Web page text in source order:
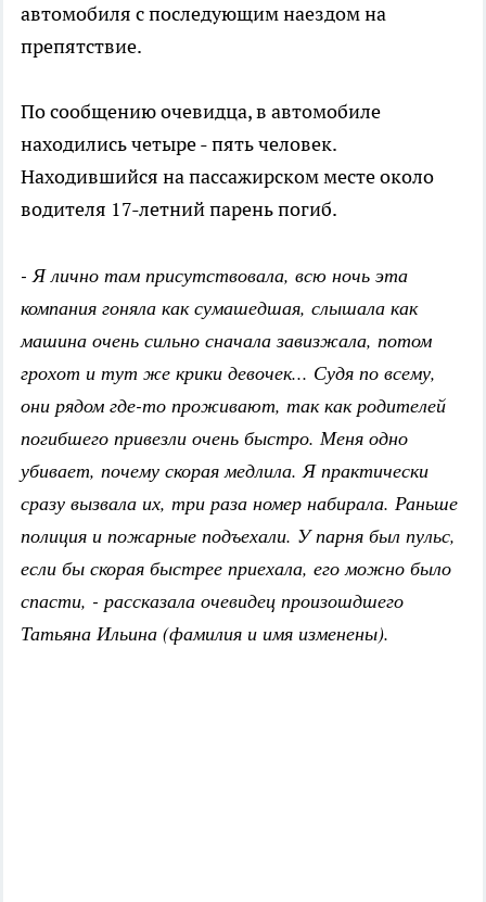
автомобиля с последующим наездом на
препятствие.
По сообщению очевидца, в автомобиле
находились четыре - пять человек.
Находившийся на пассажирском месте около
водителя 17-летний парень погиб.
- Я лично там присутствовала, всю ночь эта
компания гоняла как сумашедшая, слышала как
машина очень сильно сначала завизжала, потом
грохот и тут же крики девочек... Судя по всему,
они рядом где-то проживают, так как родителей
погибшего привезли очень быстро. Меня одно
убивает, почему скорая медлила. Я практически
сразу вызвала их, три раза номер набирала. Раньше
полиция и пожарные подъехали. У парня был пульс,
если бы скорая быстрее приехала, его можно было
спасти, - рассказала очевидец произошдшего
Татьяна Ильина (фамилия и имя изменены).